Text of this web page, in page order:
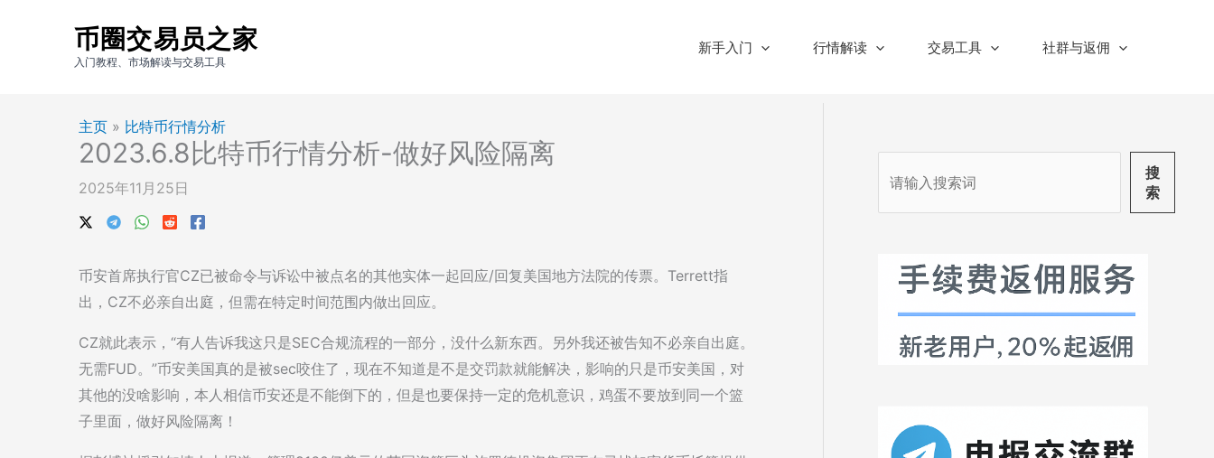
币圈交易员之家
入门教程、市场解读与交易工具
新手入门 行情解读 交易工具 社群与返佣
主页 » 比特币行情分析
2023.6.8比特币行情分析-做好风险隔离
2025年11月25日
币安首席执行官CZ已被命令与诉讼中被点名的其他实体一起回应/回复美国地方法院的传票。Terrett指
出，CZ不必亲自出庭，但需在特定时间范围内做出回应。
CZ就此表示，“有人告诉我这只是SEC合规流程的一部分，没什么新东西。另外我还被告知不必亲自出庭。
无需FUD。”币安美国真的是被sec咬住了，现在不知道是不是交罚款就能解决，影响的只是币安美国，对
其他的没啥影响，本人相信币安还是不能倒下的，但是也要保持一定的危机意识，鸡蛋不要放到同一个篮
子里面，做好风险隔离！
搜
索